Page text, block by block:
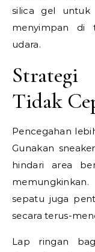
silica gel untuk
menyimpan di
udara.
Strategi
Tidak
Pencegahan
Gunakan
hindari area
sepatu juga
secara terus-
Lap ringan